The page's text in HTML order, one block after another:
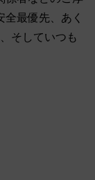
最優先、あく
そしていつも